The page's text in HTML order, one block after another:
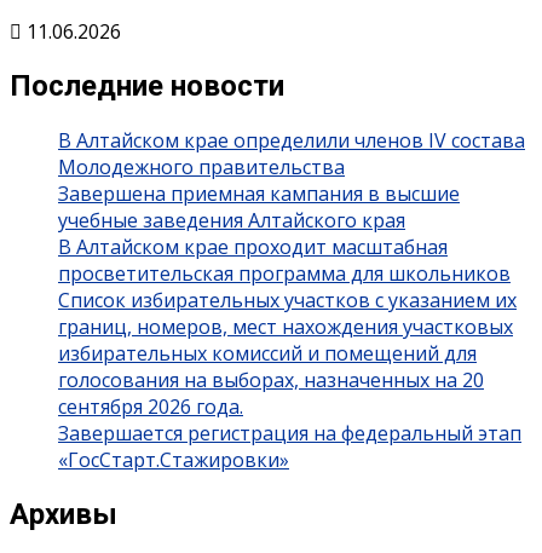
11.06.2026
Последние новости
В Алтайском крае определили членов IV состава
Молодежного правительства
Завершена приемная кампания в высшие
учебные заведения Алтайского края
В Алтайском крае проходит масштабная
просветительская программа для школьников
Список избирательных участков с указанием их
границ, номеров, мест нахождения участковых
избирательных комиссий и помещений для
голосования на выборах, назначенных на 20
сентября 2026 года.
Завершается регистрация на федеральный этап
«ГосСтарт.Стажировки»
Архивы